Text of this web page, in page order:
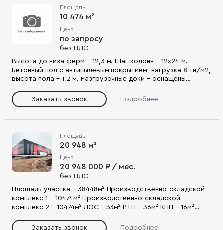
размещения производственного предприятия, сборочного
цеха, склада. Оптимален для малого и среднего бизнеса,
инвестиций в логистику и хранение.
Площадь
10 474 м²
Цена
по запросу
без НДС
Высота до низа ферм – 12,3 м. Шаг колонн – 12х24 м.
Бетонный пол с антипылевым покрытием, нагрузка 8 тн/м2,
высота пола – 1,2 м. Разгрузочные доки – оснащены
проемов) Предусмотрена возможность устройства
антресоли – 12 м ширина над разгрузочными доками.
проемов Дополнительно предусмотрены ворота с
пандусом для заезда внутрь здания. В складской зоне
предусмотрены системы отопления, пожарной
сигнализации, дымоудаления и автоматического водяного
пожаротущшения.
Заказать звонок Подробнее
Площадь
20 948 м²
Цена
20 948 000 ₽ / мес.
без НДС
Площадь участка – 38448м² Производственно-складской
комплекс 1 – 10474м² Производственно-складской
комплекс 2 – 10474м² ЛОС – 33м² РТП – 36м² КПП – 16м²
Площадь проездов/площадок (асфальтобетон) – 13478,6
Заказать звонок Подробнее